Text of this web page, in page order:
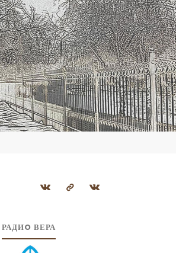
РАДИO ВЕРА